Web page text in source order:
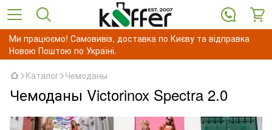
Ми працюємо! Самовивіз, доставка по Києву та відправка
Новою Поштою по Україні.
Каталог Чемоданы
Чемоданы Victorinox Spectra 2.0